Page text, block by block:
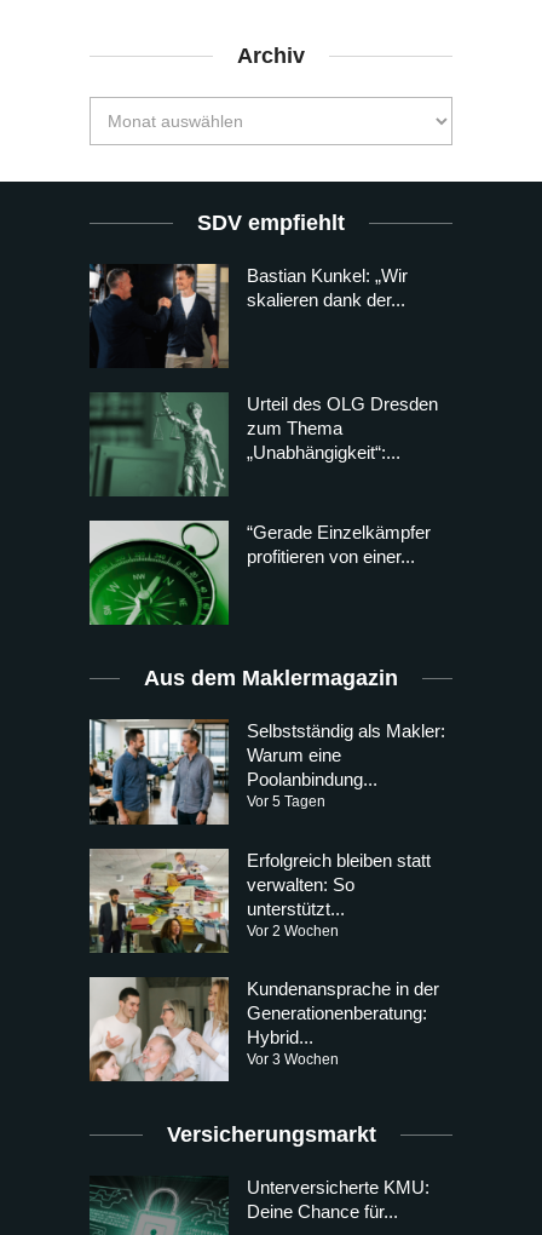
Archiv
SDV empfiehlt
Bastian Kunkel: „Wir
skalieren dank der...
Urteil des OLG Dresden
zum Thema
„Unabhängigkeit“:...
“Gerade Einzelkämpfer
profitieren von einer...
Aus dem Maklermagazin
Selbstständig als Makler:
Warum eine
Poolanbindung...
Vor 5 Tagen
Erfolgreich bleiben statt
verwalten: So
unterstützt...
Vor 2 Wochen
Kundenansprache in der
Generationenberatung:
Hybrid...
Vor 3 Wochen
Versicherungsmarkt
Unterversicherte KMU:
Deine Chance für...